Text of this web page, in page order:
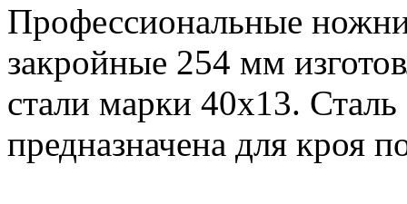
Профессиональные
закройные 254 мм
стали марки 40х13.
предназначена для кроя